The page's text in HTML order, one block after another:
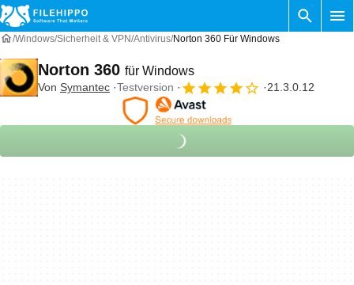
Windows Sicherheit & VPN Antivirus Norton 360 Für Windows
Norton 360 für Windows
Von Symantec Testversion 21.3.0.12